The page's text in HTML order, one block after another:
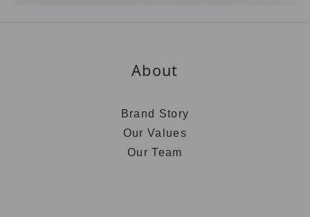
About
Brand Story
Our Values
Our Team